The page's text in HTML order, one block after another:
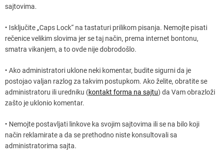
sajtovima.
• Isključite „Caps Lock“ na tastaturi prilikom pisanja. Nemojte pisati
rečenice velikim slovima jer se taj način, prema internet bontonu,
smatra vikanjem, a to ovde nije dobrodošlo.
• Ako administratori uklone neki komentar, budite sigurni da je
postojao valjan razlog za takvim postupkom. Ako želite, obratite se
administratoru ili uredniku (kontakt forma na sajtu) da Vam obrazloži
zašto je uklonio komentar.
• Nemojte postavljati linkove ka svojim sajtovima ili se na bilo koji
način reklamirate a da se prethodno niste konsultovali sa
administratorima sajta.